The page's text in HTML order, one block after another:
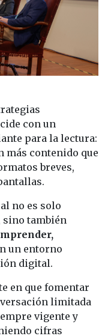
con un
para la lectura:
más contenido que
breves,
no es solo
sino también
un entorno
digital.
en que fomentar
limitada
vigente y
cifras